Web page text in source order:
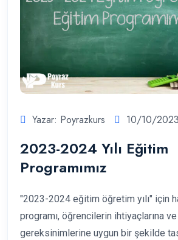
Yazar: Poyrazkurs 10/10/2023
2023-2024 Yılı Eğitim
Programımız
"2023-2024 eğitim öğretim yılı" için
programı, öğrencilerin ihtiyaçlarına ve
gereksinimlerine uygun bir şekilde